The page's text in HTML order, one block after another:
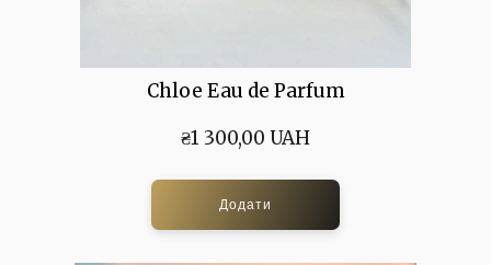
Chloe Eau de Parfum
₴1 300,00 UAH
Додати